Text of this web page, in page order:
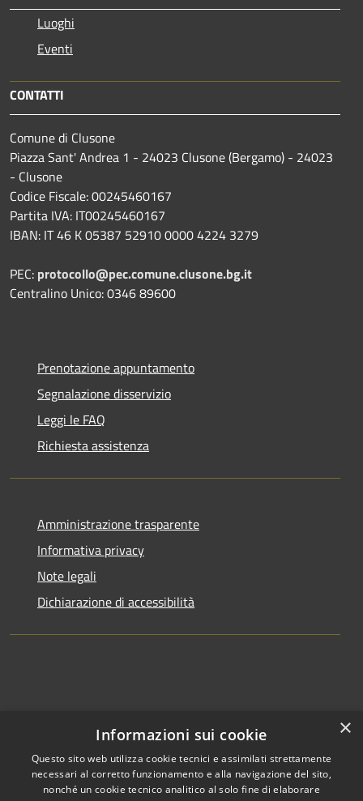
Luoghi
Eventi
CONTATTI
Comune di Clusone
Piazza Sant' Andrea 1 - 24023 Clusone (Bergamo) - 24023
- Clusone
Codice Fiscale: 00245460167
Partita IVA: IT00245460167
IBAN: IT 46 K 05387 52910 0000 4224 3279
PEC: protocollo@pec.comune.clusone.bg.it
Centralino Unico: 0346 89600
Prenotazione appuntamento
Segnalazione disservizio
Leggi le FAQ
Richiesta assistenza
Amministrazione trasparente
Informativa privacy
Note legali
Dichiarazione di accessibilità
×
Informazioni sui cookie
Questo sito web utilizza cookie tecnici e assimilati strettamente
necessari al corretto funzionamento e alla navigazione del sito,
nonché un cookie tecnico analitico al solo fine di elaborare